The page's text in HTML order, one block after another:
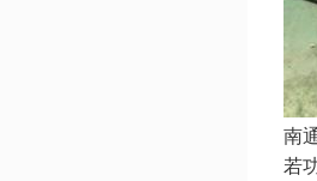
南
若